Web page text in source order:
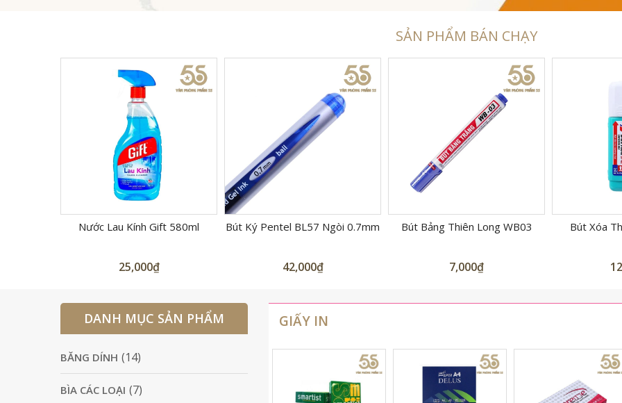
SẢN PHẨM BÁN CHẠY
Bút Ký Pentel BL57 Ngòi 0.7mm
42,000₫
Bút Bảng Thiên Long WB03
7,000₫
Bút Xóa Thiên Long CP02
12,000₫
Bút Bi
GIẤY IN
DANH MỤC SẢN PHẨM
BĂNG DÍNH (14)
BÌA CÁC LOẠI (7)